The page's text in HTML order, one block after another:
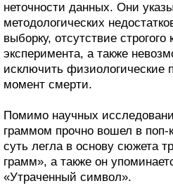
неточности данных. Они
методологических
выборку, отсутствие
эксперимента, а также
исключить физиологические
момент смерти.
Помимо научных
граммом прочно вошел в поп-
суть легла в основу сюжета
грамм», а также он
«Утраченный символ».